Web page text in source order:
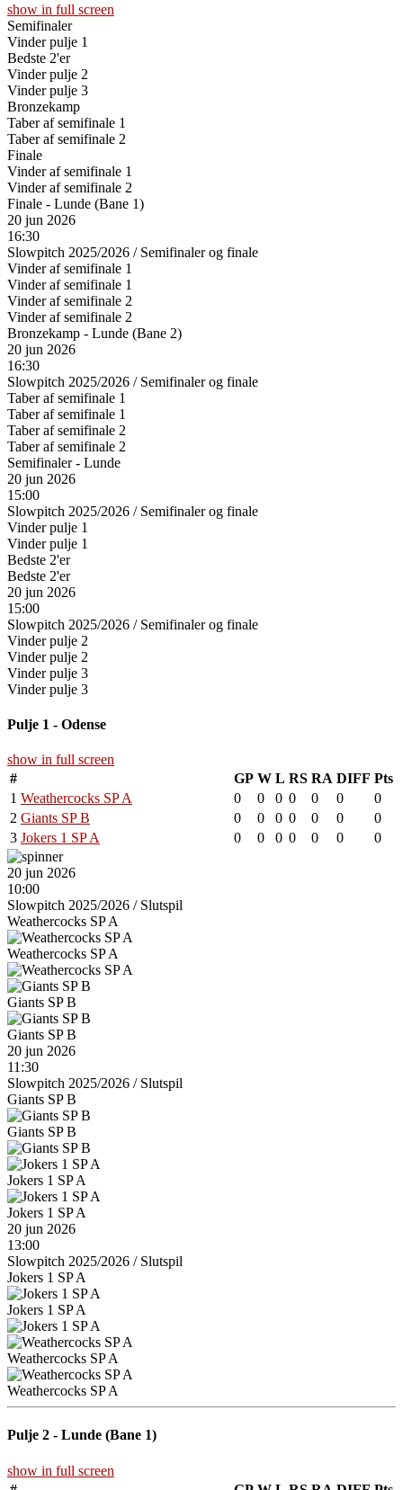
show in full screen
Semifinaler
Vinder pulje 1
Bedste 2'er
Vinder pulje 2
Vinder pulje 3
Bronzekamp
Taber af semifinale 1
Taber af semifinale 2
Finale
Vinder af semifinale 1
Vinder af semifinale 2
Finale - Lunde (Bane 1)
20 jun 2026
16:30
Slowpitch 2025/2026 /Semifinaler og finale
Vinder af semifinale 1
Vinder af semifinale 1
Vinder af semifinale 2
Vinder af semifinale 2
Bronzekamp - Lunde (Bane 2)
20 jun 2026
16:30
Slowpitch 2025/2026 /Semifinaler og finale
Taber af semifinale 1
Taber af semifinale 1
Taber af semifinale 2
Taber af semifinale 2
Semifinaler - Lunde
20 jun 2026
15:00
Slowpitch 2025/2026 /Semifinaler og finale
Vinder pulje 1
Vinder pulje 1
Bedste 2'er
Bedste 2'er
20 jun 2026
15:00
Slowpitch 2025/2026 /Semifinaler og finale
Vinder pulje 2
Vinder pulje 2
Vinder pulje 3
Vinder pulje 3
Pulje 1 - Odense
show in full screen
#
GP W L RS RA DIFF Pts
1 Weathercocks SP A 0 0 0 0 0 0
0
2 Giants SP B 0 0 0 0 0 0
0
3 Jokers 1 SP A 0 0 0 0 0 0 0
20 jun 2026
10:00
Slowpitch 2025/2026 /Slutspil
Weathercocks SP A
Weathercocks SP A
Giants SP B
Giants SP B
20 jun 2026
11:30
Slowpitch 2025/2026 /Slutspil
Giants SP B
Giants SP B
Jokers 1 SP A
Jokers 1 SP A
20 jun 2026
13:00
Slowpitch 2025/2026 /Slutspil
Jokers 1 SP A
Jokers 1 SP A
Weathercocks SP A
Weathercocks SP A
Pulje 2 - Lunde (Bane 1)
show in full screen